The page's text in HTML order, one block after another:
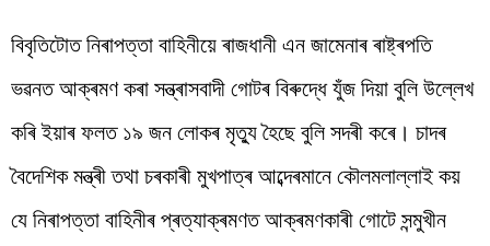
বিবৃতিটোত নিৰাপত্তা বাহিনীয়ে ৰাজধানী এন জামেনাৰ ৰাষ্ট্ৰপতি
ভৱনত আক্ৰমণ কৰা সন্ত্ৰাসবাদী গোটৰ বিৰুদ্ধে যুঁজ দিয়া বুলি উল্লেখ
কৰি ইয়াৰ ফলত ১৯ জন লোকৰ মৃত্যু হৈছে বুলি সদৰী কৰে। চাদৰ
বৈদেশিক মন্ত্ৰী তথা চৰকাৰী মুখপাত্ৰ আব্দেৰমানে কৌলমলাল্লাই কয়
যে নিৰাপত্তা বাহিনীৰ প্ৰত্যাক্ৰমণত আক্ৰমণকাৰী গোটে সন্মুখীন